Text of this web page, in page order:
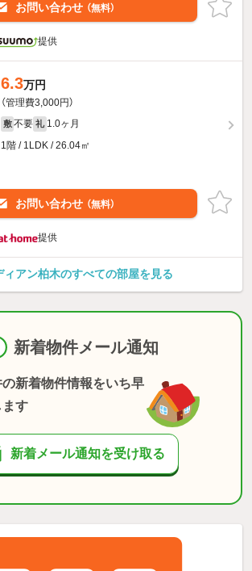
お問い合わせ （無料）
提供
6.3万円
（管理費3,000円）
敷 不要 礼 1.0ヶ月
1階 / 1LDK / 26.04㎡
お問い合わせ （無料）
提供
ィアン柏木のすべての部屋を見る
新着物件メール通知
新着物件情報をいち早
ます
新着メール通知を受け取る